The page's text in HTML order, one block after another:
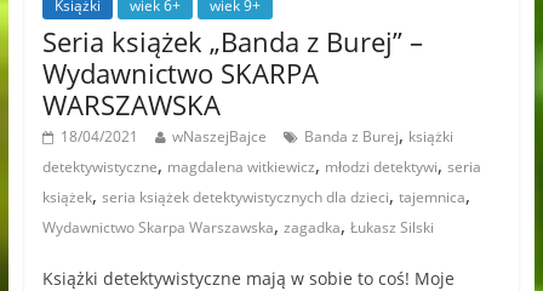
Książki wiek 6+ wiek 9+
Seria książek „Banda z Burej” –
Wydawnictwo SKARPA
WARSZAWSKA
18/04/2021 wNaszejBajce Banda z Burej, książki
detektywistyczne, magdalena witkiewicz, młodzi detektywi, seria
książek, seria książek detektywistycznych dla dzieci, tajemnica,
Wydawnictwo Skarpa Warszawska, zagadka, Łukasz Silski
Książki detektywistyczne mają w sobie to coś! Moje